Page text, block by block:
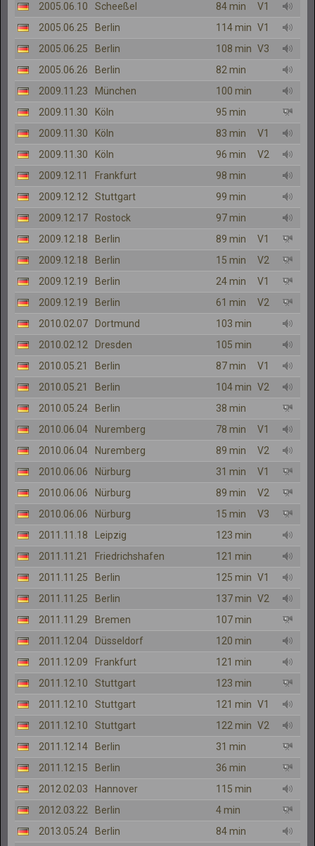
2005.06.10
Scheeßel 84 min
V1
2005.06.25
Berlin 114 min V1
2005.06.25
Berlin 108 min V3
2005.06.26
Berlin
82 min
2009.11.23
München
100 min
2009.11.30
Köln
95 min
2009.11.30
Köln 83 min
V1
2009.11.30
Köln 96 min
V2
2009.12.11
Frankfurt
98 min
2009.12.12
Stuttgart
99 min
2009.12.17
Rostock
97 min
2009.12.18
Berlin 89 min
V1
2009.12.18
Berlin 15 min
V2
2009.12.19
Berlin 24 min
V1
2009.12.19
Berlin 61 min
V2
2010.02.07
Dortmund
103 min
2010.02.12
Dresden
105 min
2010.05.21
Berlin 87 min
V1
2010.05.21
Berlin 104 min V2
2010.05.24
Berlin
38 min
2010.06.04
Nuremberg 78 min
V1
2010.06.04
Nuremberg 89 min
V2
2010.06.06
Nürburg 31 min
V1
2010.06.06
Nürburg 89 min
V2
2010.06.06
Nürburg 15 min
V3
2011.11.18
Leipzig
123 min
2011.11.21
Friedrichshafen
121 min
2011.11.25
Berlin 125 min V1
2011.11.25
Berlin 137 min V2
2011.11.29
Bremen
107 min
2011.12.04
Düsseldorf
120 min
2011.12.09
Frankfurt
121 min
2011.12.10
Stuttgart
123 min
2011.12.10
Stuttgart 121 min V1
2011.12.10
Stuttgart 122 min V2
2011.12.14
Berlin
31 min
2011.12.15
Berlin
36 min
2012.02.03
Hannover
115 min
2012.03.22
Berlin
4 min
2013.05.24
Berlin
84 min